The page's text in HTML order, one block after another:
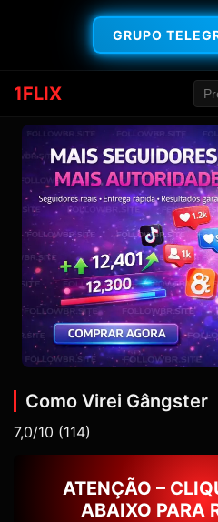
GRUPO
1FLIX
Como Virei Gângster
7,0/10 (114)
ATENÇÃO –
ABAIXO PARA